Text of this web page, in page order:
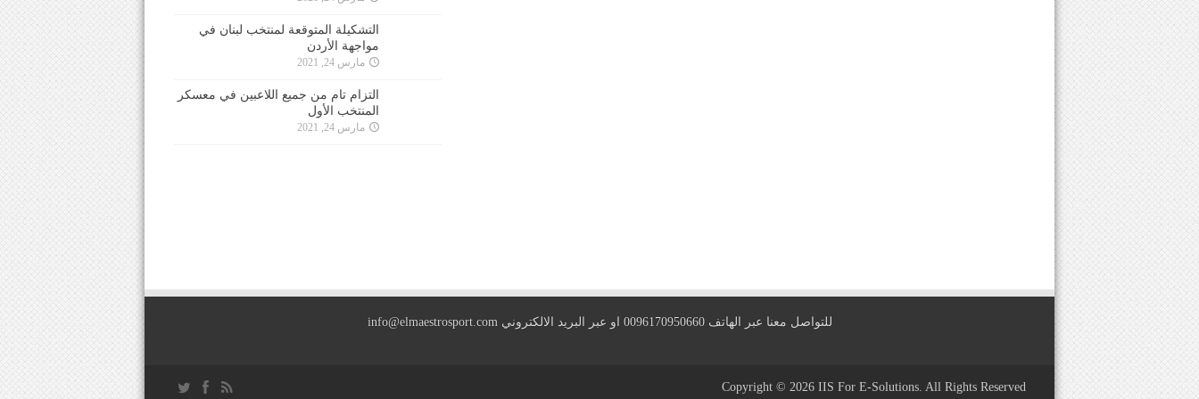
التشكيلة المتوقعة لمنتخب لبنان في
مواجهة الأردن
مارس 24, 2021
التزام تام من جميع اللاعبين في معسكر
المنتخب الأول
مارس 24, 2021
للتواصل معنا عبر الهاتف 0096170950660 او عبر البريد الالكتروني info@elmaestrosport.com
Copyright © 2026 IIS For E-Solutions. All Rights Reserved